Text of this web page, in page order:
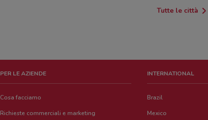
Tutte le città
PER LE AZIENDE
Cosa facciamo
Richieste commerciali e marketing
INTERNATIONAL
Brazil
Mexico